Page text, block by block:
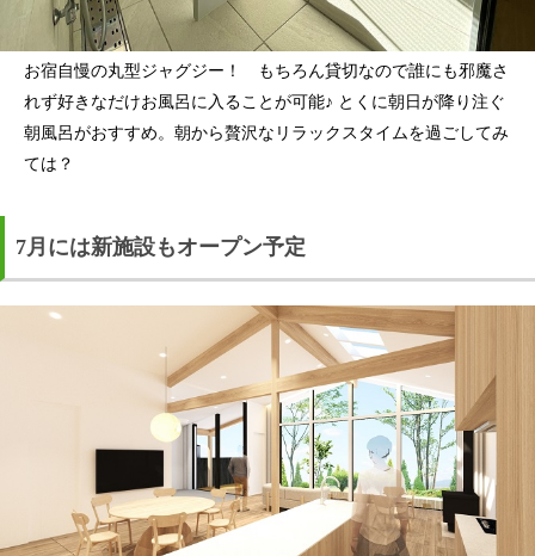
お宿自慢の丸型ジャグジー！ もちろん貸切なので誰にも邪魔さ
れず好きなだけお風呂に入ることが可能♪ とくに朝日が降り注ぐ
朝風呂がおすすめ。朝から贅沢なリラックスタイムを過ごしてみ
ては？
7月には新施設もオープン予定